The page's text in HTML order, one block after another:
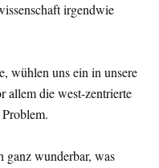
irgendwie
wühlen uns ein in unsere
allem die west-zentrierte
ganz wunderbar, was